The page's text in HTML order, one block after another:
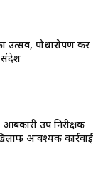
उत्सव, पौधारोपण कर
संदेश
उप निरीक्षक
आवश्यक कार्रवाई